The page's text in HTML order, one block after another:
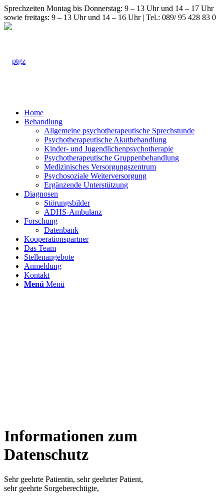
Sprechzeiten Montag bis Donnerstag: 9 – 13 Uhr und 14 – 17 Uhr
sowie freitags: 9 – 13 Uhr und 14 – 16 Uhr | Tel.: 089/ 95 428 83 0
Home
Behandlung
Allgemeine psychotherapeutische Sprechstunde
Psychotherapeutische Akutbehandlung
Kinder- und Jugendlichenpsychotherapie
Psychotherapeutische Gruppenbehandlung
Medizinisches Versorgungszentrum
Psychosoziale Weiterversorgung
Ergänzende Unterstützung
Diagnosen
Störungsbilder
ADHS-Ambulanz
Forschung
Datenbank
Kooperationspartner
Das Team
Stellenangebote
Anmeldung
Kontakt
Menü Menü
Informationen zum
Datenschutz
Sehr geehrte Patientin, sehr geehrter Patient,
sehr geehrte Sorgeberechtigte,